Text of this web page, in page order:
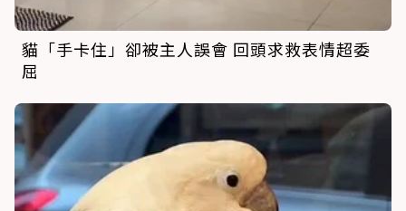
貓「手卡住」卻被主人誤會 回頭求救表情超委
屈